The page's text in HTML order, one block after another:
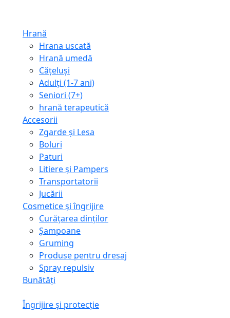
Hrană
Hrana uscată
Hrană umedă
Cățeluși
Adulți (1-7 ani)
Seniori (7+)
hrană terapeutică
Accesorii
Zgarde și Lesa
Boluri
Paturi
Litiere și Pampers
Transportatorii
Jucării
Cosmetice și îngrijire
Curățarea dinților
Șampoane
Gruming
Produse pentru dresaj
Spray repulsiv
Bunătăți
Îngrijire și protecție